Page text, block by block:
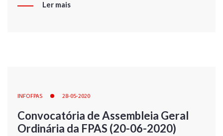
Ler mais
INFOFPAS 28-05-2020
Convocatória de Assembleia Geral
Ordinária da FPAS (20-06-2020)